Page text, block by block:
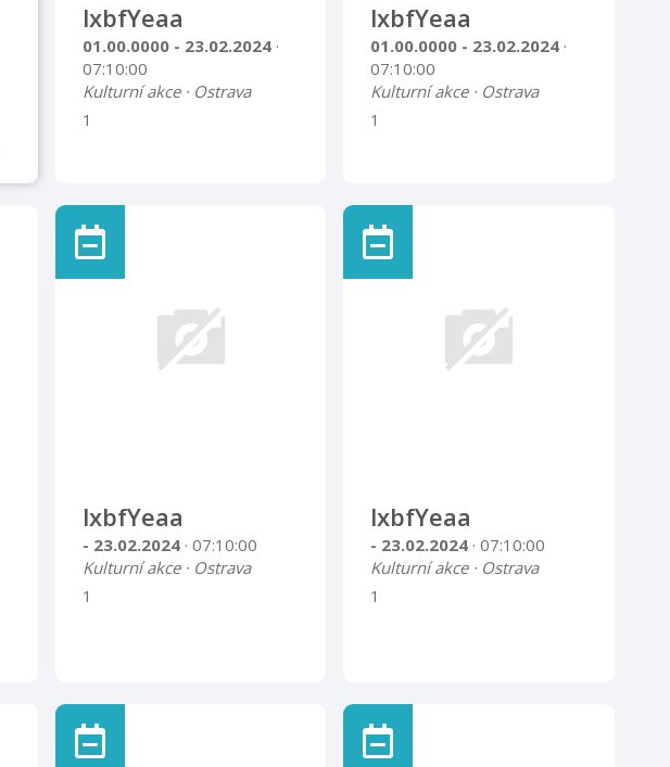
lxbfYeaa
01.00.0000 - 23.02.2024 ·
07:10:00
Kulturní akce · Ostrava
1
lxbfYeaa
01.00.0000 - 23.02.2024 ·
07:10:00
Kulturní akce · Ostrava
1
lxbfYeaa
- 23.02.2024 · 07:10:00
Kulturní akce · Ostrava
1
lxbfYeaa
- 23.02.2024 · 07:10:00
Kulturní akce · Ostrava
1